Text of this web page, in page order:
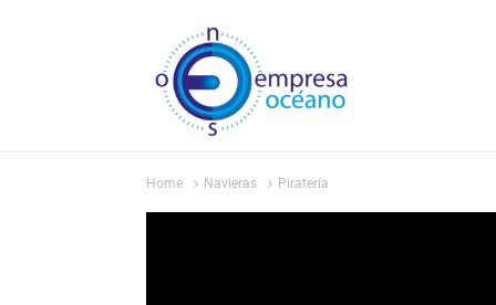
Home Navieras Piratería